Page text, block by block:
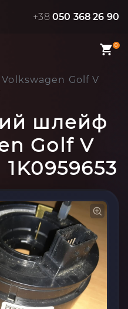
+38 050 368 26 90
0
Golf V
шлейф
Golf V